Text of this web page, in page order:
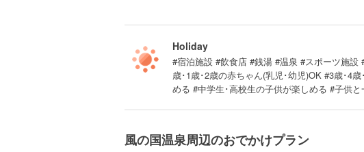
Holiday
#宿泊施設 #飲食店 #銭湯 #温泉 #スポーツ施
歳･1歳･2歳の赤ちゃん(乳児･幼児)OK #3歳･4
める #中学生･高校生の子供が楽しめる #子供
風の国温泉周辺のおでかけプラン